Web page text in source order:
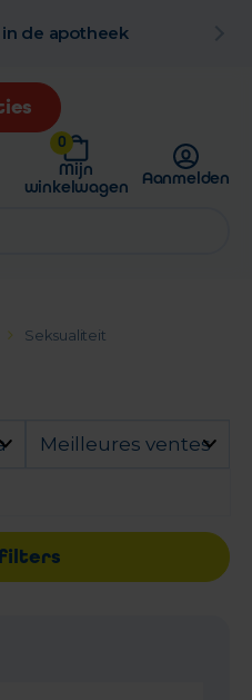
de apotheek
0
Mijn
winkelwagen
Aanmelden
Seksualiteit
Meilleures ventes